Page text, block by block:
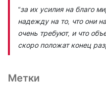
“за их усилия на благо
надежду на то, что они
очень требуют, и что
скоро положат конец
Метки